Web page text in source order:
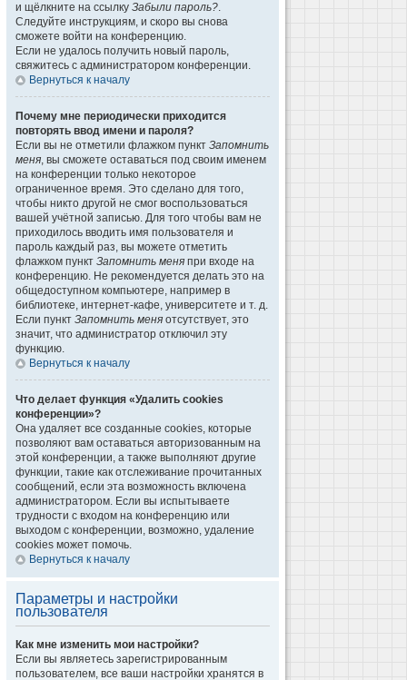
и щёлкните на ссылку Забыли пароль?.
Следуйте инструкциям, и скоро вы снова
сможете войти на конференцию.
Если не удалось получить новый пароль,
свяжитесь с администратором конференции.
Вернуться к началу
Почему мне периодически приходится
повторять ввод имени и пароля?
Если вы не отметили флажком пункт Запомнить
меня, вы сможете оставаться под своим именем
на конференции только некоторое
ограниченное время. Это сделано для того,
чтобы никто другой не смог воспользоваться
вашей учётной записью. Для того чтобы вам не
приходилось вводить имя пользователя и
пароль каждый раз, вы можете отметить
флажком пункт Запомнить меня при входе на
конференцию. Не рекомендуется делать это на
общедоступном компьютере, например в
библиотеке, интернет-кафе, университете и т. д.
Если пункт Запомнить меня отсутствует, это
значит, что администратор отключил эту
функцию.
Вернуться к началу
Что делает функция «Удалить cookies
конференции»?
Она удаляет все созданные cookies, которые
позволяют вам оставаться авторизованным на
этой конференции, а также выполняют другие
функции, такие как отслеживание прочитанных
сообщений, если эта возможность включена
администратором. Если вы испытываете
трудности с входом на конференцию или
выходом с конференции, возможно, удаление
cookies может помочь.
Вернуться к началу
Параметры и настройки
пользователя
Как мне изменить мои настройки?
Если вы являетесь зарегистрированным
пользователем, все ваши настройки хранятся в